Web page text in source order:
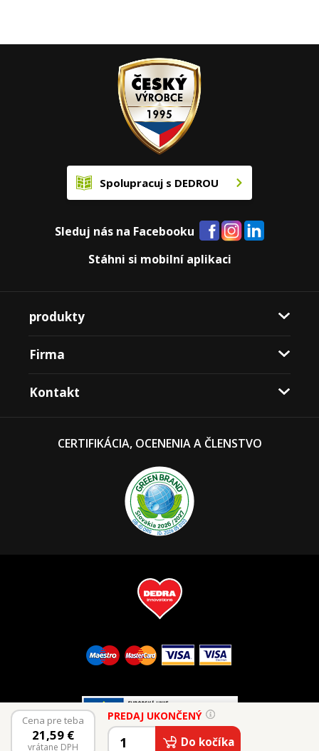
Cena pre teba
21,59 €
vrátane DPH
PREDAJ UKONČENÝ
Do kočíka
Spolupracuj s DEDROU
Sleduj nás na Facebooku
Stáhni si mobilní aplikaci
produkty
Firma
Kontakt
CERTIFIKÁCIA, OCENENIA A ČLENSTVO
© 2026 Vaše Dedra, s.r.o.